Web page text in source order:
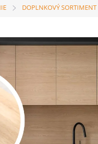
DOPLNKOVÝ SORTIMENT